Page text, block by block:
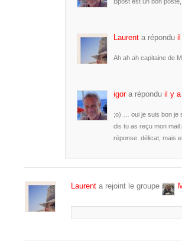
Laurenta répondu il
Ah ah ah capitaine de
igora répondu il y a
;o) … oui je suis bon je
dis tu as reçu mon mail
réponse. délicat, mais
Laurent a rejoint le groupe